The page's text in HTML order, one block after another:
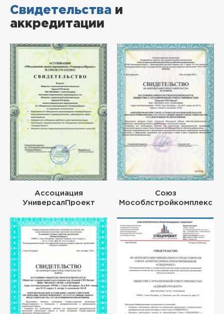
Свидетельства и
аккредитации
Ассоциация
УниверсалПроект
Союз
Мособлстройкомплекс